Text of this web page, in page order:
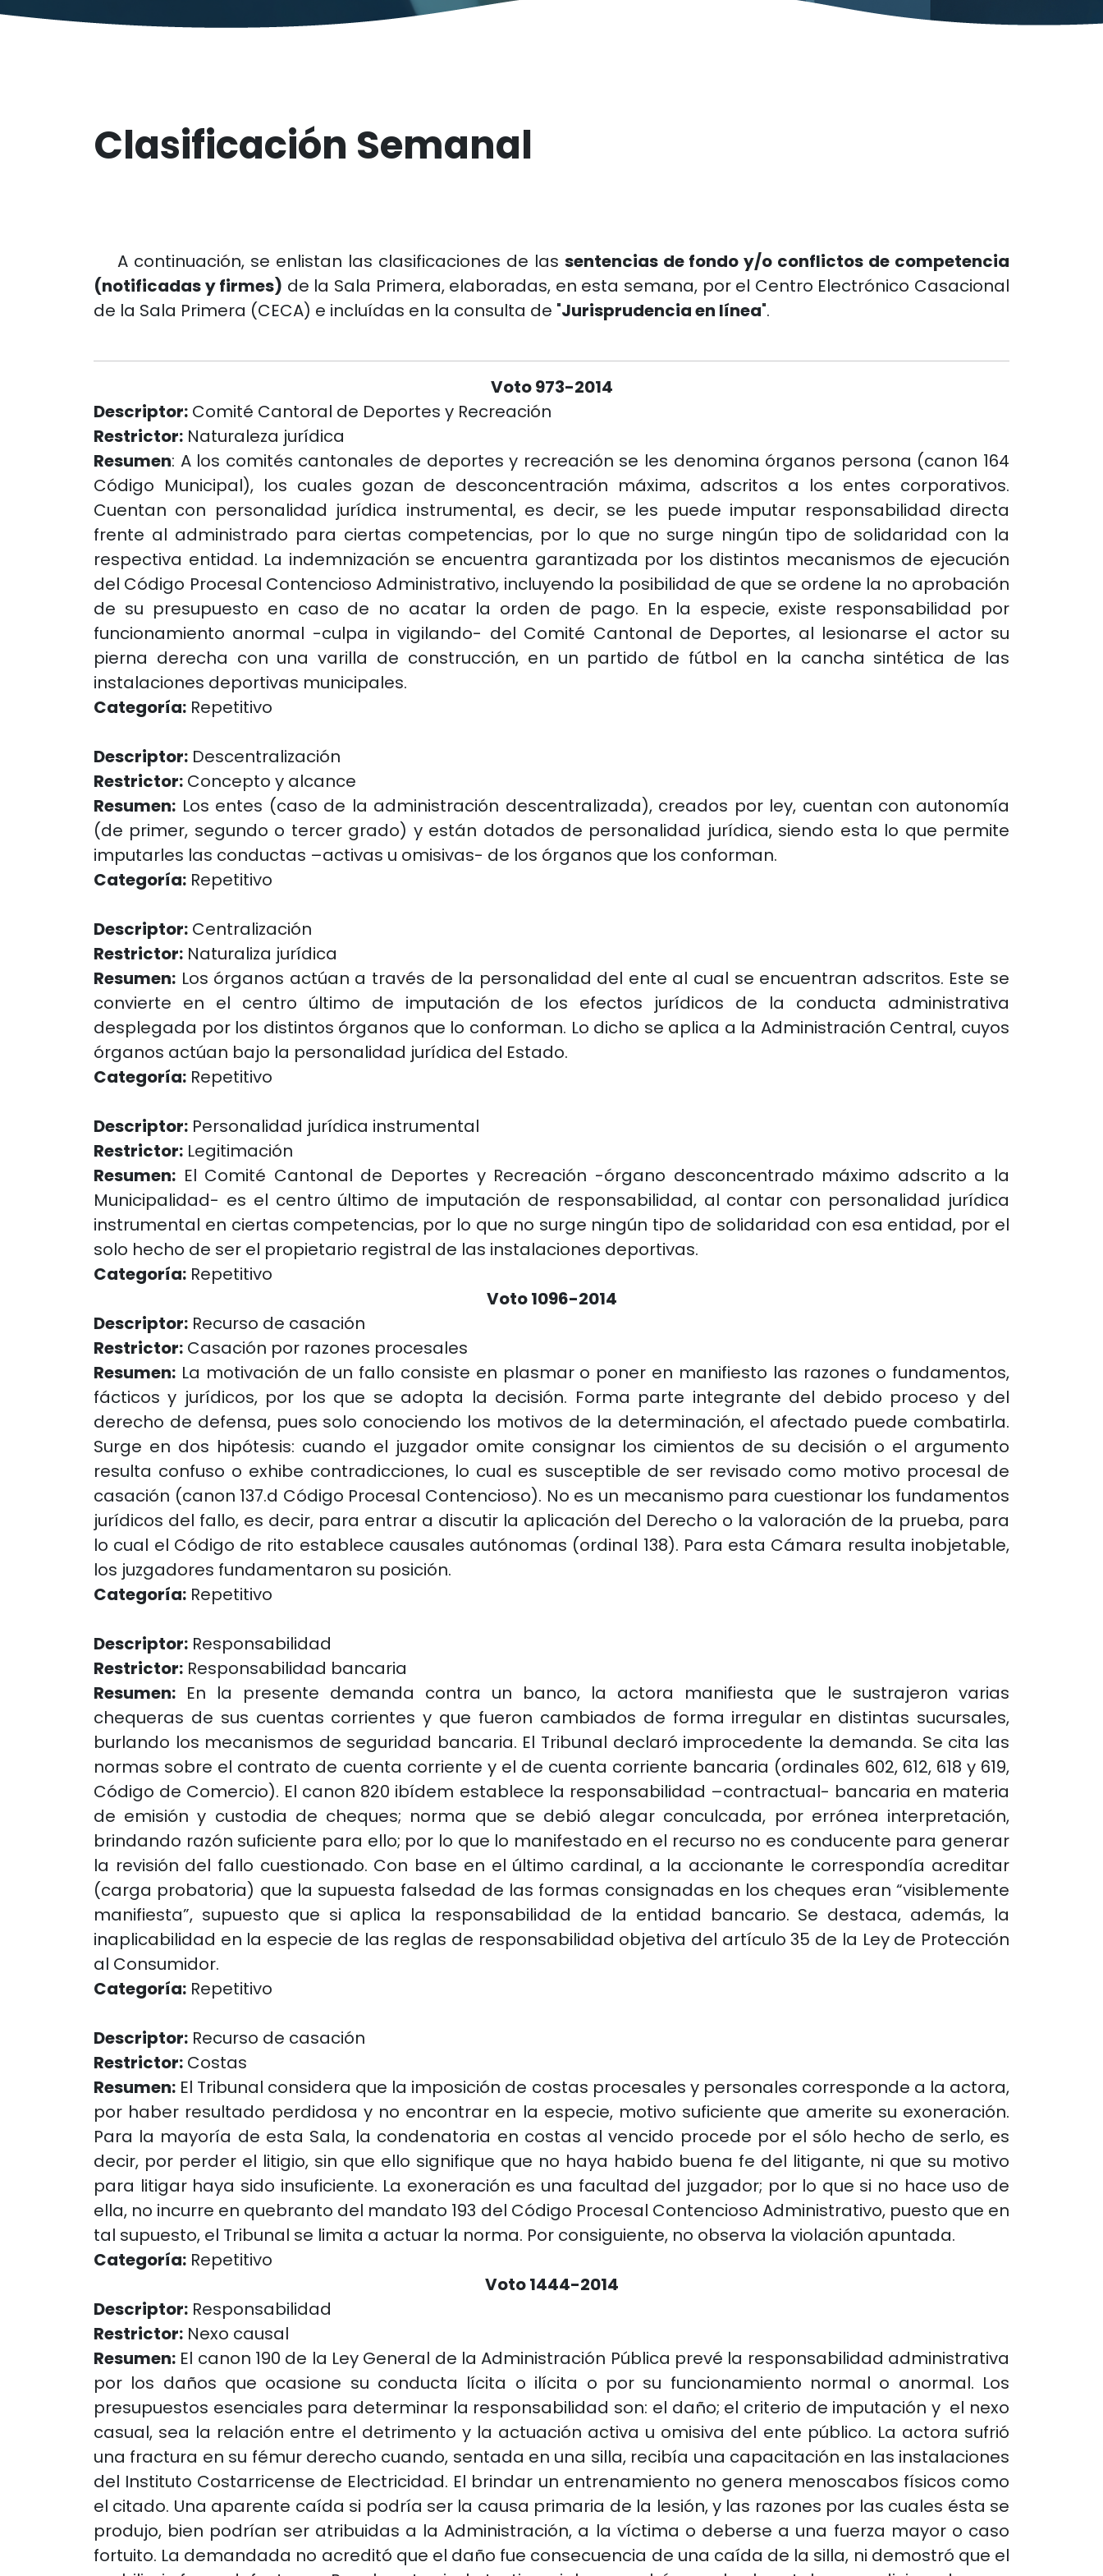
Clasificación Semanal
A continuación, se enlistan las clasificaciones de las sentencias de fondo y/o conflictos de competencia
(notificadas y firmes) de la Sala Primera, elaboradas, en esta semana, por el Centro Electrónico Casacional
de la Sala Primera (CECA) e incluídas en la consulta de "Jurisprudencia en línea".
Voto 973-2014
Descriptor: Comité Cantoral de Deportes y Recreación
Restrictor: Naturaleza jurídica
Resumen: A los comités cantonales de deportes y recreación se les denomina órganos persona (canon 164
Código Municipal), los cuales gozan de desconcentración máxima, adscritos a los entes corporativos.
Cuentan con personalidad jurídica instrumental, es decir, se les puede imputar responsabilidad directa
frente al administrado para ciertas competencias, por lo que no surge ningún tipo de solidaridad con la
respectiva entidad. La indemnización se encuentra garantizada por los distintos mecanismos de ejecución
del Código Procesal Contencioso Administrativo, incluyendo la posibilidad de que se ordene la no aprobación
de su presupuesto en caso de no acatar la orden de pago. En la especie, existe responsabilidad por
funcionamiento anormal -culpa in vigilando- del Comité Cantonal de Deportes, al lesionarse el actor su
pierna derecha con una varilla de construcción, en un partido de fútbol en la cancha sintética de las
instalaciones deportivas municipales.
Categoría: Repetitivo
Descriptor: Descentralización
Restrictor: Concepto y alcance
Resumen: Los entes (caso de la administración descentralizada), creados por ley, cuentan con autonomía
(de primer, segundo o tercer grado) y están dotados de personalidad jurídica, siendo esta lo que permite
imputarles las conductas –activas u omisivas- de los órganos que los conforman.
Categoría: Repetitivo
Descriptor: Centralización
Restrictor: Naturaliza jurídica
Resumen: Los órganos actúan a través de la personalidad del ente al cual se encuentran adscritos. Este se
convierte en el centro último de imputación de los efectos jurídicos de la conducta administrativa
desplegada por los distintos órganos que lo conforman. Lo dicho se aplica a la Administración Central, cuyos
órganos actúan bajo la personalidad jurídica del Estado.
Categoría: Repetitivo
Descriptor: Personalidad jurídica instrumental
Restrictor: Legitimación
Resumen: El Comité Cantonal de Deportes y Recreación -órgano desconcentrado máximo adscrito a la
Municipalidad- es el centro último de imputación de responsabilidad, al contar con personalidad jurídica
instrumental en ciertas competencias, por lo que no surge ningún tipo de solidaridad con esa entidad, por el
solo hecho de ser el propietario registral de las instalaciones deportivas.
Categoría: Repetitivo
Voto 1096-2014
Descriptor: Recurso de casación
Restrictor: Casación por razones procesales
Resumen: La motivación de un fallo consiste en plasmar o poner en manifiesto las razones o fundamentos,
fácticos y jurídicos, por los que se adopta la decisión. Forma parte integrante del debido proceso y del
derecho de defensa, pues solo conociendo los motivos de la determinación, el afectado puede combatirla.
Surge en dos hipótesis: cuando el juzgador omite consignar los cimientos de su decisión o el argumento
resulta confuso o exhibe contradicciones, lo cual es susceptible de ser revisado como motivo procesal de
casación (canon 137.d Código Procesal Contencioso). No es un mecanismo para cuestionar los fundamentos
jurídicos del fallo, es decir, para entrar a discutir la aplicación del Derecho o la valoración de la prueba, para
lo cual el Código de rito establece causales autónomas (ordinal 138). Para esta Cámara resulta inobjetable,
los juzgadores fundamentaron su posición.
Categoría: Repetitivo
Descriptor: Responsabilidad
Restrictor: Responsabilidad bancaria
Resumen: En la presente demanda contra un banco, la actora manifiesta que le sustrajeron varias
chequeras de sus cuentas corrientes y que fueron cambiados de forma irregular en distintas sucursales,
burlando los mecanismos de seguridad bancaria. El Tribunal declaró improcedente la demanda. Se cita las
normas sobre el contrato de cuenta corriente y el de cuenta corriente bancaria (ordinales 602, 612, 618 y 619,
Código de Comercio). El canon 820 ibídem establece la responsabilidad –contractual- bancaria en materia
de emisión y custodia de cheques; norma que se debió alegar conculcada, por errónea interpretación,
brindando razón suficiente para ello; por lo que lo manifestado en el recurso no es conducente para generar
la revisión del fallo cuestionado. Con base en el último cardinal, a la accionante le correspondía acreditar
(carga probatoria) que la supuesta falsedad de las formas consignadas en los cheques eran “visiblemente
manifiesta”, supuesto que si aplica la responsabilidad de la entidad bancario. Se destaca, además, la
inaplicabilidad en la especie de las reglas de responsabilidad objetiva del artículo 35 de la Ley de Protección
al Consumidor.
Categoría: Repetitivo
Descriptor: Recurso de casación
Restrictor: Costas
Resumen: El Tribunal considera que la imposición de costas procesales y personales corresponde a la actora,
por haber resultado perdidosa y no encontrar en la especie, motivo suficiente que amerite su exoneración.
Para la mayoría de esta Sala, la condenatoria en costas al vencido procede por el sólo hecho de serlo, es
decir, por perder el litigio, sin que ello signifique que no haya habido buena fe del litigante, ni que su motivo
para litigar haya sido insuficiente. La exoneración es una facultad del juzgador; por lo que si no hace uso de
ella, no incurre en quebranto del mandato 193 del Código Procesal Contencioso Administrativo, puesto que en
tal supuesto, el Tribunal se limita a actuar la norma. Por consiguiente, no observa la violación apuntada.
Categoría: Repetitivo
Voto 1444-2014
Descriptor: Responsabilidad
Restrictor: Nexo causal
Resumen: El canon 190 de la Ley General de la Administración Pública prevé la responsabilidad administrativa
por los daños que ocasione su conducta lícita o ilícita o por su funcionamiento normal o anormal. Los
presupuestos esenciales para determinar la responsabilidad son: el daño; el criterio de imputación y el nexo
casual, sea la relación entre el detrimento y la actuación activa u omisiva del ente público. La actora sufrió
una fractura en su fémur derecho cuando, sentada en una silla, recibía una capacitación en las instalaciones
del Instituto Costarricense de Electricidad. El brindar un entrenamiento no genera menoscabos físicos como
el citado. Una aparente caída si podría ser la causa primaria de la lesión, y las razones por las cuales ésta se
produjo, bien podrían ser atribuidas a la Administración, a la víctima o deberse a una fuerza mayor o caso
fortuito. La demandada no acreditó que el daño fue consecuencia de una caída de la silla, ni demostró que el